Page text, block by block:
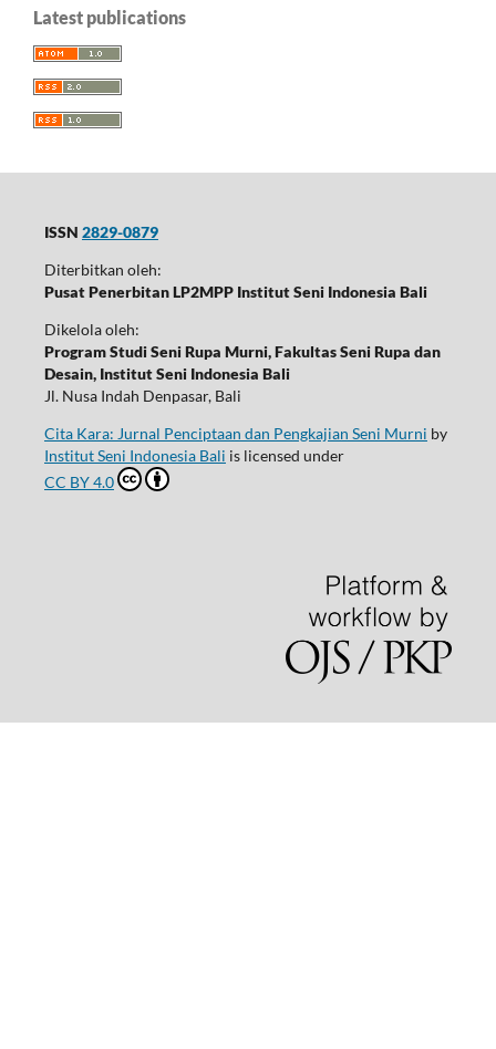
Latest publications
ISSN 2829-0879
Diterbitkan oleh:
Pusat Penerbitan LP2MPP Institut Seni Indonesia Bali
Dikelola oleh:
Program Studi Seni Rupa Murni, Fakultas Seni Rupa dan
Desain, Institut Seni Indonesia Bali
Jl. Nusa Indah Denpasar, Bali
Cita Kara: Jurnal Penciptaan dan Pengkajian Seni Murni by
Institut Seni Indonesia Bali is licensed under
CC BY 4.0